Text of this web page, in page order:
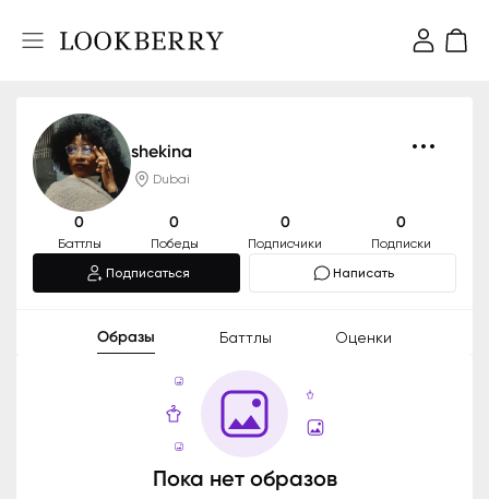
shekina
Dubai
0
Баттлы
0
Победы
0
Подписчики
0
Подписки
Подписаться
Написать
Образы Баттлы Оценки
Пока нет образов